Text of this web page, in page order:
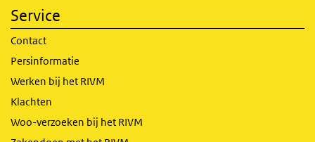
Service
Contact
Persinformatie
Werken bij het RIVM
Klachten
Woo-verzoeken bij het RIVM